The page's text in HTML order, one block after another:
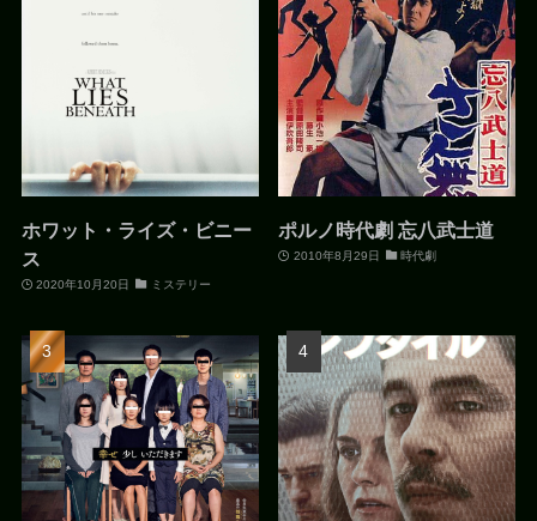
ホワット・ライズ・ビニー
ス
2020年10月20日 ミステリー
ポルノ時代劇 忘八武士道
2010年8月29日 時代劇